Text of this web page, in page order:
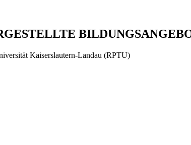
Kaiserslautern-Landau (RPTU)